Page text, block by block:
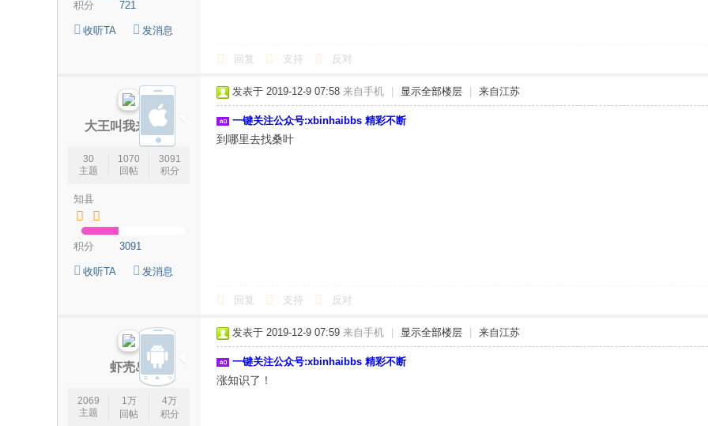
积分 721
收听TA 发消息
回复 支持 反对
大王叫我来巡村
30
主题
1070
回帖
3091
积分
知县
积分 3091
收听TA 发消息
发表于 2019-12-9 07:58 来自手机 显示全部楼层 来自江苏
一键关注公众号:xbinhaibbs 精彩不断
到哪里去找桑叶
回复 支持 反对
虾壳岛
2069
主题
1万
回帖
4万
积分
发表于 2019-12-9 07:59 来自手机 显示全部楼层 来自江苏
一键关注公众号:xbinhaibbs 精彩不断
涨知识了！